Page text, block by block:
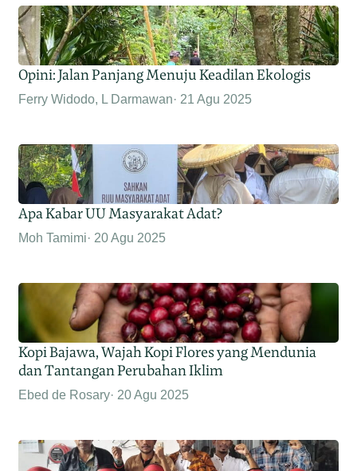
Opini: Jalan Panjang Menuju Keadilan Ekologis
Ferry Widodo, L Darmawan 21 Agu 2025
Apa Kabar UU Masyarakat Adat?
Moh Tamimi 20 Agu 2025
Kopi Bajawa, Wajah Kopi Flores yang Mendunia
dan Tantangan Perubahan Iklim
Ebed de Rosary 20 Agu 2025